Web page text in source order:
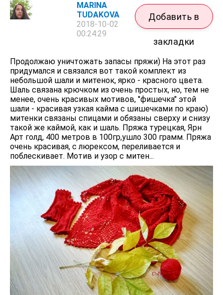
MARINA
TUDAKOVA
2018-10-02
00:24:29
Добавить в
закладки
Продолжаю уничтожать запасы пряжи) На этот раз
придумался и связался вот такой комплект из
небольшой шали и митенок, ярко - красного цвета.
Шаль связана крючком из очень простых, но, тем не
менее, очень красивых мотивов, "фишечка" этой
шали - красивая узкая кайма с шишечками по краю)
митенки связаны спицами и обязаны сверху и снизу
такой же каймой, как и шаль. Пряжа турецкая, Ярн
Арт голд, 400 метров в 100гр,ушло 300 грамм. Пряжа
очень красивая, с люрексом, переливается и
поблескивает. Мотив и узор с митен...